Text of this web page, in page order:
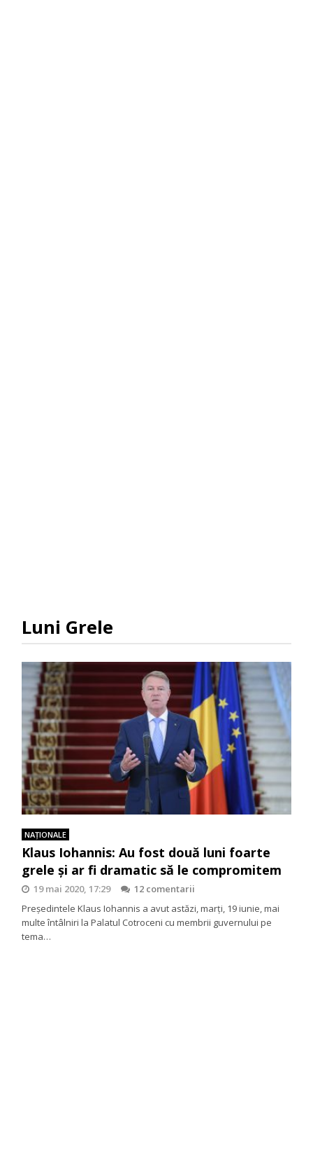
Luni Grele
NAŢIONALE
Klaus Iohannis: Au fost două luni foarte
grele și ar fi dramatic să le compromitem
19 mai 2020, 17:29
12 comentarii
Președintele Klaus Iohannis a avut astăzi, marți, 19 iunie, mai
multe întâlniri la Palatul Cotroceni cu membrii guvernului pe
tema…